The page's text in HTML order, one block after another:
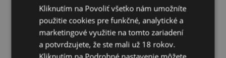
Kliknutím na Povoliť všetko nám umožníte
použitie cookies pre funkčné, analytické a
marketingové využitie na tomto zariadení
a potvrdzujete, že ste mali už 18 rokov.